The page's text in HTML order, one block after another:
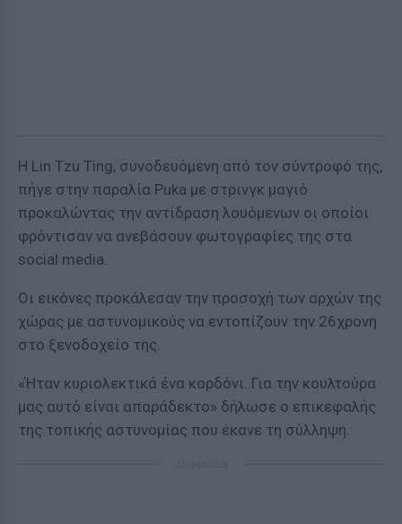
Η Lin Tzu Ting, συνοδευόμενη από τον σύντροφό της,
πήγε στην παραλία Puka με στρινγκ μαγιό
προκαλώντας την αντίδραση λουόμενων οι οποίοι
φρόντισαν να ανεβάσουν φωτογραφίες της στα
social media.
Οι εικόνες προκάλεσαν την προσοχή των αρχών της
χώρας με αστυνομικούς να εντοπίζουν την 26χρονη
στο ξενοδοχείο της.
«Ήταν κυριολεκτικά ένα κορδόνι. Για την κουλτούρα
μας αυτό είναι απαράδεκτο» δήλωσε ο επικεφαλής
της τοπικής αστυνομίας που έκανε τη σύλληψη.